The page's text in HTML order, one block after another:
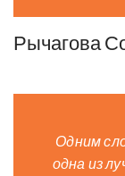
Рычагова
Одним
одна из